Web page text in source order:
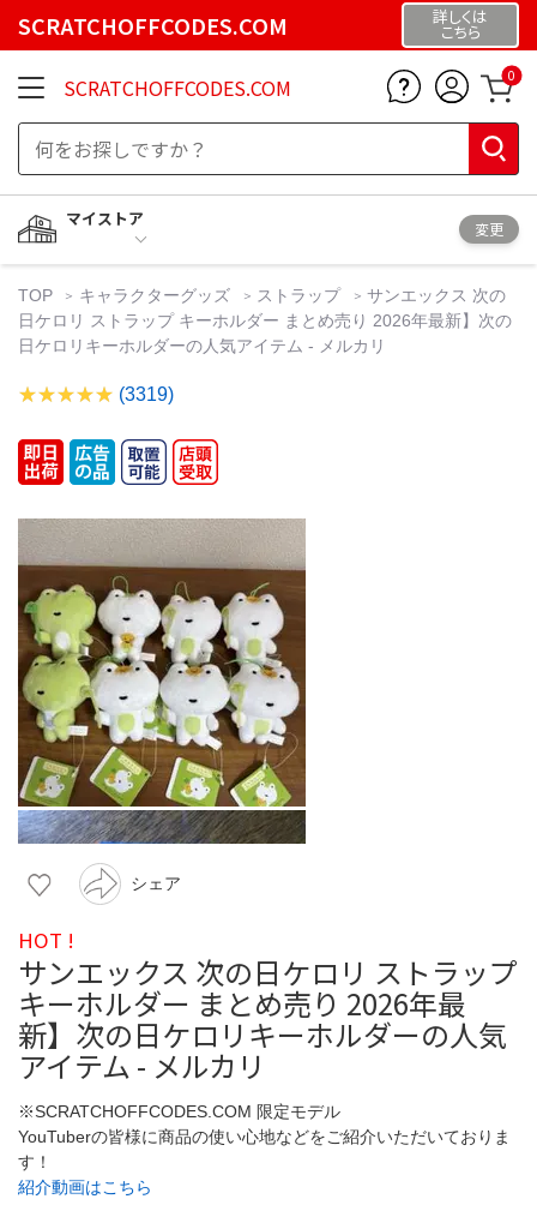
SCRATCHOFFCODES.COM 詳しくは
こちら
SCRATCHOFFCODES.COM 0
マイストア
変更
TOP キャラクターグッズ ストラップ
サンエックス 次の
日ケロリ ストラップ キーホルダー まとめ売り 2026年最新】次の
日ケロリキーホルダーの人気アイテム - メルカリ
(3319)
シェア
HOT !
サンエックス 次の日ケロリ ストラップ
キーホルダー まとめ売り 2026年最
新】次の日ケロリキーホルダーの人気
アイテム - メルカリ
※SCRATCHOFFCODES.COM 限定モデル
YouTuberの皆様に商品の使い心地などをご紹介いただいておりま
す！
紹介動画はこちら